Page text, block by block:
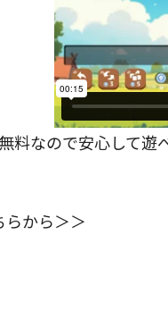
料なので安心して遊
から＞＞